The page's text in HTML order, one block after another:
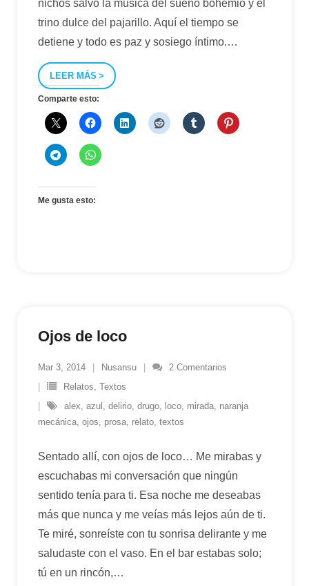
nichos salvo la música del sueño bohemio y el
trino dulce del pajarillo. Aquí el tiempo se
detiene y todo es paz y sosiego íntimo.…
LEER MÁS
Comparte esto:
Me gusta esto:
Ojos de loco
Mar 3, 2014 Nusansu 2 Comentarios
Relatos, Textos
alex, azul , delirio, drugo, loco, mirada, naranja
mecánica, ojos, prosa, relato, textos
Sentado allí, con ojos de loco… Me mirabas y
escuchabas mi conversación que ningún
sentido tenía para ti. Esa noche me deseabas
más que nunca y me veías más lejos aún de ti.
Te miré, sonreíste con tu sonrisa delirante y me
saludaste con el vaso. En el bar estabas solo;
tú en un rincón,…